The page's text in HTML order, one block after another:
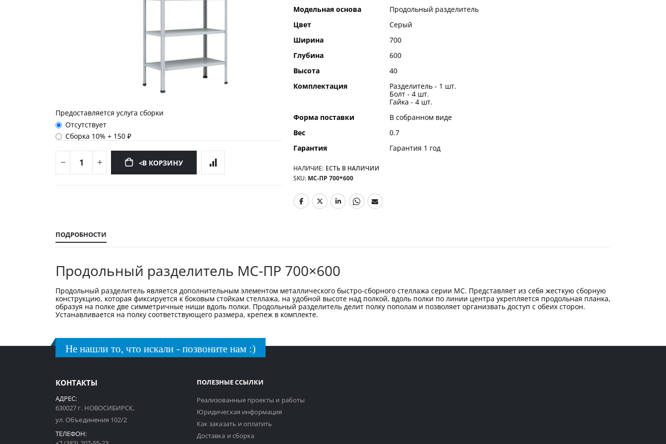
Предоставляется услуга сборки
Отсутствует
Сборка 10%+ 150 ₽
<В КОРЗИНУ
изображений
Модельная основа
Продольный разделитель
Цвет
Серый
Ширина
700
Глубина
600
Высота
40
Комплектация
Разделитель - 1 шт.
Болт - 4 шт.
Гайка - 4 шт.
Форма поставки
В собранном виде
Вес
0.7
Гарантия
Гарантия 1 год
НАЛИЧИЕ: ЕСТЬ В НАЛИЧИИ
SKU МС-ПР 700*600
ПОДРОБНОСТИ
Продольный разделитель МС-ПР 700×600
Продольный разделитель является дополнительным элементом металлического быстро-сборного стеллажа серии МС. Представляет из себя жесткую сборную
конструкцию, которая фиксируется к боковым стойкам стеллажа, на удобной высоте над полкой, вдоль полки по линии центра укрепляется продольная планка,
образуя на полке две симметричные ниши вдоль полки. Продольный разделитель делит полку пополам и позволяет организвать доступ с обеих сторон.
Устанавливается на полку соответствующего размера, крепеж в комплекте.
Не нашли то, что искали - позвоните нам :)
КОНТАКТЫ
АДРЕС:
630027 г. НОВОСИБИРСК,
ул. Объединения 102/2
ТЕЛЕФОН:
ПОЛЕЗНЫЕ ССЫЛКИ
Реализованные проекты и работы
Юридическая информация
Как заказать и оплатить
Доставка и сборка